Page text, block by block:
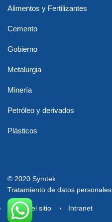
Alimentos y Fertilizantes
Cemento
Gobierno
Metalurgia
Minería
Petróleo y derivados
Plásticos
© 2020 Symtek
Tratamiento de datos personales
Mapa del sitio Intranet